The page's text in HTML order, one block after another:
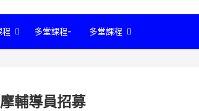
程 多堂課程- 多堂課程
輔導員招募